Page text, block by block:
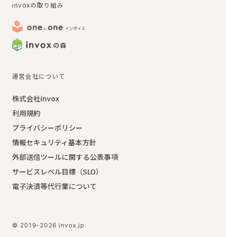
invoxの取り組み
運営会社について
株式会社invox
利用規約
プライバシーポリシー
情報セキュリティ基本方針
外部送信ツールに関する公表事項
サービスレベル目標（SLO）
電子決済等代行業について
© 2019-2026 invox.jp